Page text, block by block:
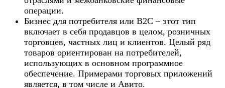
операции.
Бизнес для потребителя или B2C – этот тип
включает в себя продавцов в целом, розничных
торговцев, частных лиц и клиентов. Целый ряд
товаров ориентирован на потребителей,
использующих в основном программное
обеспечение. Примерами торговых приложений
является, в том числе и Авито.